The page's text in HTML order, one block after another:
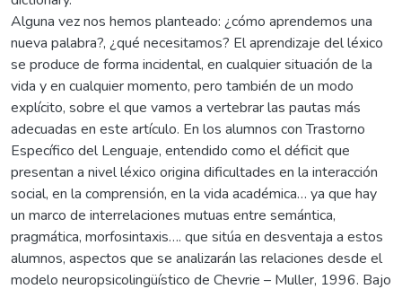
Alguna vez nos hemos planteado: ¿cómo aprendemos una
nueva palabra?, ¿qué necesitamos? El aprendizaje del léxico
se produce de forma incidental, en cualquier situación de la
vida y en cualquier momento, pero también de un modo
explícito, sobre el que vamos a vertebrar las pautas más
adecuadas en este artículo. En los alumnos con Trastorno
Específico del Lenguaje, entendido como el déficit que
presentan a nivel léxico origina dificultades en la interacción
social, en la comprensión, en la vida académica… ya que hay
un marco de interrelaciones mutuas entre semántica,
pragmática, morfosintaxis…. que sitúa en desventaja a estos
alumnos, aspectos que se analizarán las relaciones desde el
modelo neuropsicolingüístico de Chevrie – Muller, 1996. Bajo